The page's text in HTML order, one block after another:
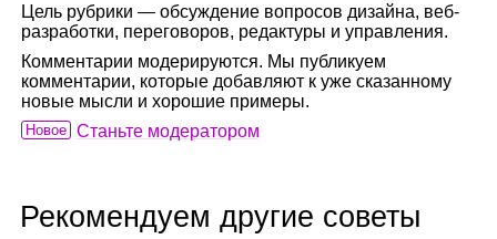
Цель рубрики — обсуждение вопросов дизайна, веб-
разработки, переговоров, редактуры и управления.
Комментарии модерируются. Мы публикуем
комментарии, которые добавляют к уже сказанному
новые мысли и хорошие примеры.
Новое Станьте модератором
Рекомендуем другие советы